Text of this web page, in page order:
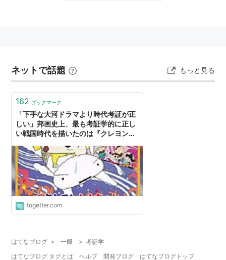
ネットで話題 もっと見る
162 ブックマーク
「下手な大河ドラマより時代考証が正
しい」邦画史上、最も考証学的に正し
い戦国時代を描いたのは『クレヨンし
戦』説
togetter.com
はてなブログ > 一般 > 考証学
はてなブログ タグとは
ヘルプ 開発ブログ はてなブログトップ